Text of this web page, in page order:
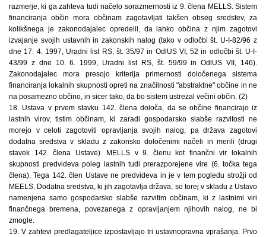
razmerje, ki ga zahteva tudi načelo sorazmernosti iz 9. člena MELLS. Sistem
financiranja občin mora občinam zagotavljati takšen obseg sredstev, za
kolikšnega je zakonodajalec opredelil, da lahko občina z njim zagotovi
izvajanje svojih ustavnih in zakonskih nalog (tako v odločbi št. U-I-82/96 z
dne 17. 4. 1997, Uradni list RS, št. 35/97 in OdlUS VI, 52 in odločbi št. U-I-
43/99 z dne 10. 6. 1999, Uradni list RS, št. 59/99 in OdlUS VII, 146).
Zakonodajalec mora presojo kriterija primernosti določenega sistema
financiranja lokalnih skupnosti opreti na značilnosti "abstraktne" občine in ne
na posamezno občino, in sicer tako, da bo sistem ustrezal večini občin. (2)
18. Ustava v prvem stavku 142. člena določa, da se občine financirajo iz
lastnih virov, tistim občinam, ki zaradi gospodarsko slabše razvitosti ne
morejo v celoti zagotoviti opravljanja svojih nalog, pa država zagotovi
dodatna sredstva v skladu z zakonsko določenimi načeli in merili (drugi
stavek 142. člena Ustave). MELLS v 9. členu kot finančni vir lokalnih
skupnosti predvideva poleg lastnih tudi prerazporejene vire (6. točka tega
člena). Tega 142. člen Ustave ne predvideva in je v tem pogledu strožji od
MEELS. Dodatna sredstva, ki jih zagotavlja država, so torej v skladu z Ustavo
namenjena samo gospodarsko slabše razvitim občinam, ki z lastnimi viri
finančnega bremena, povezanega z opravljanjem njihovih nalog, ne bi
zmogle.
19. V zahtevi predlagateljice izpostavljajo tri ustavnopravna vprašanja. Prvo